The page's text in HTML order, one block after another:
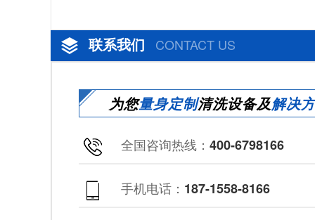
联系我们 CONTACT US
为您量身定制清洗设备及解决
全国咨询热线： 400-6798166
手机电话： 187-1558-8166